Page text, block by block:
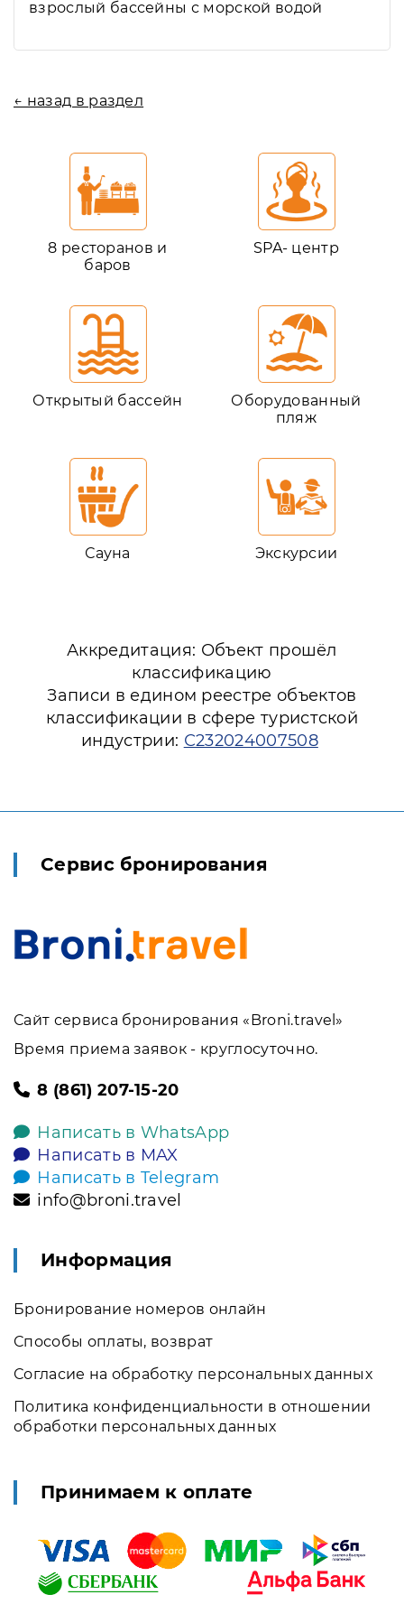
взрослый бассейны с морской водой
← назад в раздел
8 ресторанов и
баров
SPA- центр
Открытый бассейн
Оборудованный
пляж
Сауна Экскурсии
Аккредитация: Объект прошёл
классификацию
Записи в едином реестре объектов
классификации в сфере туристской
индустрии: С232024007508
Сервис бронирования
Сайт сервиса бронирования «Broni.travel»
Время приема заявок - круглосуточно.
8 (861) 207-15-20
Написать в WhatsApp
Написать в MAX
Написать в Telegram
info@broni.travel
Информация
Бронирование номеров онлайн
Способы оплаты, возврат
Согласие на обработку персональных данных
Политика конфиденциальности в отношении
обработки персональных данных
Принимаем к оплате